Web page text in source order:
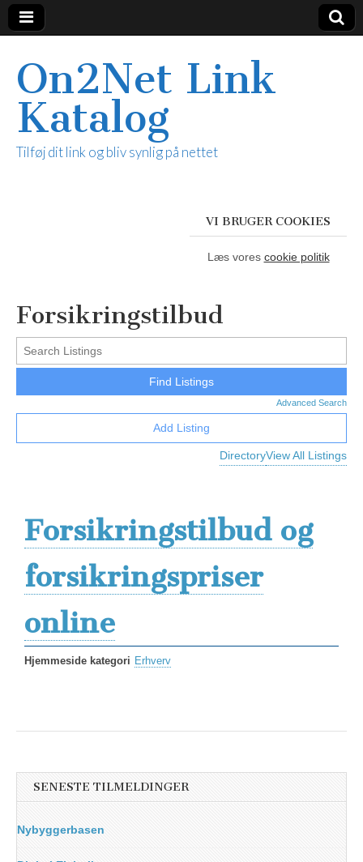
On2Net Link
Katalog
Tilføj dit link og bliv synlig på nettet
VI BRUGER COOKIES
Læs vores cookie politik
Forsikringstilbud
Advanced Search
DirectoryView All Listings
Add Listing
Forsikringstilbud og
forsikringspriser
online
Hjemmeside kategori Erhverv
SENESTE TILMELDINGER
Nybyggerbasen